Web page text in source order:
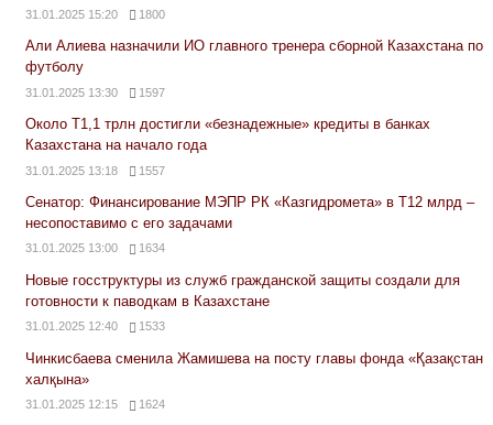
31.01.2025 15:20 1800
Али Алиева назначили ИО главного тренера сборной Казахстана по
футболу
31.01.2025 13:30 1597
Около Т1,1 трлн достигли «безнадежные» кредиты в банках
Казахстана на начало года
31.01.2025 13:18 1557
Сенатор: Финансирование МЭПР РК «Казгидромета» в Т12 млрд –
несопоставимо с его задачами
31.01.2025 13:00 1634
Новые госструктуры из служб гражданской защиты создали для
готовности к паводкам в Казахстане
31.01.2025 12:40 1533
Чинкисбаева сменила Жамишева на посту главы фонда «Қазақстан
халқына»
31.01.2025 12:15 1624